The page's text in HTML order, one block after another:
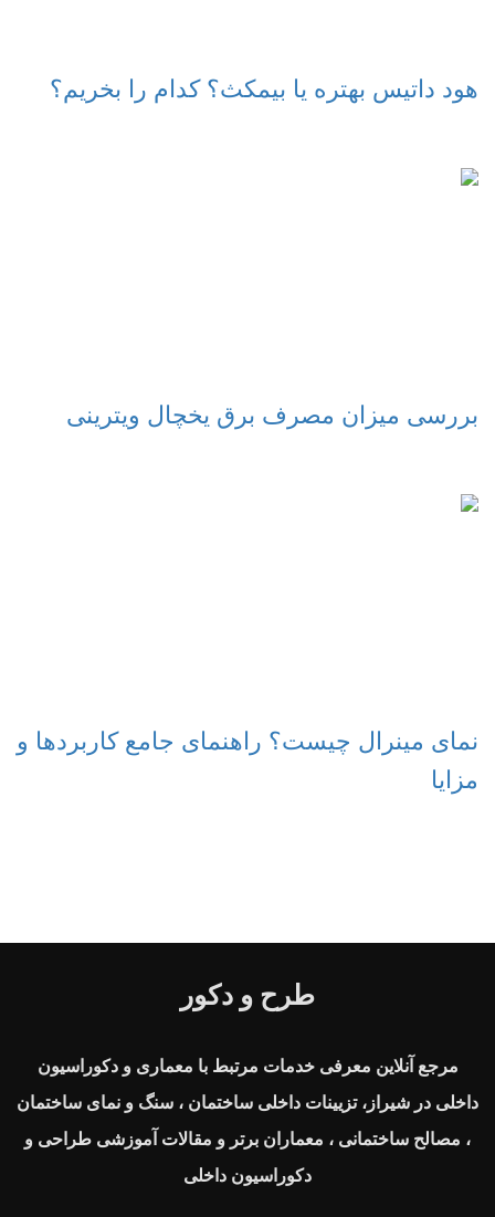
هود داتیس بهتره یا بیمکث؟ کدام را بخریم؟
بررسی میزان مصرف برق یخچال ویترینی
نمای مینرال چیست؟ راهنمای جامع کاربردها و
مزایا
طرح و دکور
مرجع آنلاین معرفی خدمات مرتبط با معماری و دکوراسیون
داخلی در شیراز، تزیینات داخلی ساختمان ، سنگ و نمای ساختمان
، مصالح ساختمانی ، معماران برتر و مقالات آموزشی طراحی و
دکوراسیون داخلی